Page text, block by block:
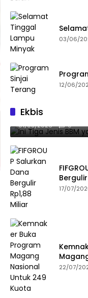
03/06/
12/06/
Ekbis
Ini Tiga Jenis BBM
01/08/2026 0
17/07/
Kuota
22/07/